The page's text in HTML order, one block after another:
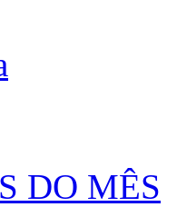
DO MÊS